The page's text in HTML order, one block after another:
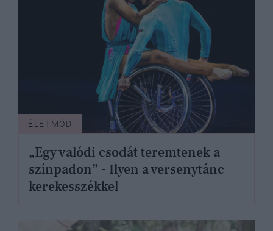
ÉLETMÓD
„Egy valódi csodát teremtenek a
színpadon” - Ilyen a versenytánc
kerekesszékkel